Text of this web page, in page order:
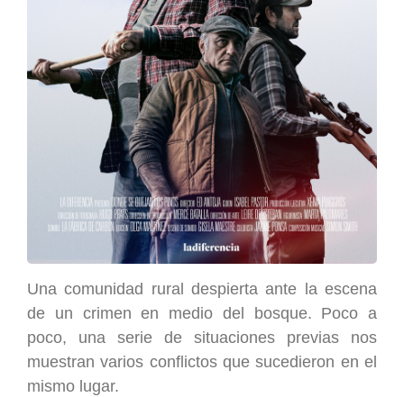
Una comunidad rural despierta ante la escena
de un crimen en medio del bosque. Poco a
poco, una serie de situaciones previas nos
muestran varios conflictos que sucedieron en el
mismo lugar.